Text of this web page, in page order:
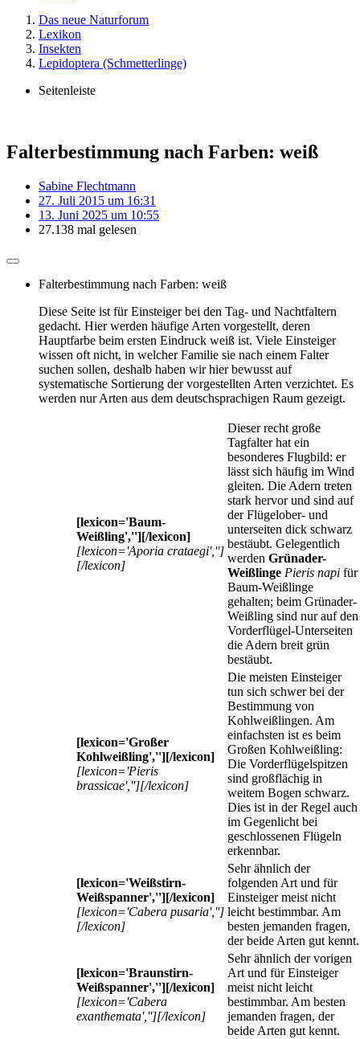
Das neue Naturforum
Lexikon
Insekten
Lepidoptera (Schmetterlinge)
Seitenleiste
Falterbestimmung nach Farben: weiß
Sabine Flechtmann
27. Juli 2015 um 16:31
13. Juni 2025 um 10:55
27.138 mal gelesen
Falterbestimmung nach Farben: weiß
Diese Seite ist für Einsteiger bei den Tag- und Nachtfaltern
gedacht. Hier werden häufige Arten vorgestellt, deren
Hauptfarbe beim ersten Eindruck weiß ist. Viele Einsteiger
wissen oft nicht, in welcher Familie sie nach einem Falter
suchen sollen, deshalb haben wir hier bewusst auf
systematische Sortierung der vorgestellten Arten verzichtet. Es
werden nur Arten aus dem deutschsprachigen Raum gezeigt.
[lexicon='Baum-
Weißling',''][/lexicon]
[lexicon='Aporia crataegi','']
[/lexicon]
Dieser recht große
Tagfalter hat ein
besonderes Flugbild: er
lässt sich häufig im Wind
gleiten. Die Adern treten
stark hervor und sind auf
der Flügelober- und
unterseiten dick schwarz
bestäubt. Gelegentlich
werden Grünader-
Weißlinge Pieris napi für
Baum-Weißlinge
gehalten; beim Grünader-
Weißling sind nur auf den
Vorderflügel-Unterseiten
die Adern breit grün
bestäubt.
[lexicon='Großer
Kohlweißling',''][/lexicon]
[lexicon='Pieris
brassicae',''][/lexicon]
Die meisten Einsteiger
tun sich schwer bei der
Bestimmung von
Kohlweißlingen. Am
einfachsten ist es beim
Großen Kohlweißling:
Die Vorderflügelspitzen
sind großflächig in
weitem Bogen schwarz.
Dies ist in der Regel auch
im Gegenlicht bei
geschlossenen Flügeln
erkennbar.
[lexicon='Weißstirn-
Weißspanner',''][/lexicon]
[lexicon='Cabera pusaria','']
[/lexicon]
Sehr ähnlich der
folgenden Art und für
Einsteiger meist nicht
leicht bestimmbar. Am
besten jemanden fragen,
der beide Arten gut kennt.
[lexicon='Braunstirn-
Weißspanner',''][/lexicon]
[lexicon='Cabera
exanthemata',''][/lexicon]
Sehr ähnlich der vorigen
Art und für Einsteiger
meist nicht leicht
bestimmbar. Am besten
jemanden fragen, der
beide Arten gut kennt.